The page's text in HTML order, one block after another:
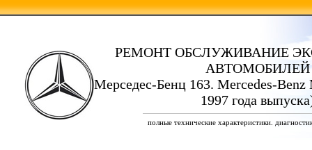
РЕМОНТ ОБСЛУЖИВАНИЕ
АВТОМОБИЛЕЙ
Мерседес-Бенц 163. Mercedes-Benz
1997 года
полные технические характеристики.